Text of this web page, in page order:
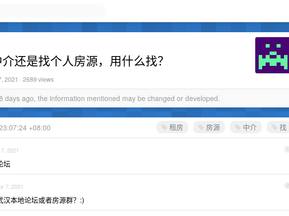
还是找个人房源，用什么找？
2021 · 2689 views
days ago, the information mentioned may be changed or developed.
租房 房源 中介 找
+08:00
1
2021
坛
2
7, 2021
汉本地论坛或者房源群？:)